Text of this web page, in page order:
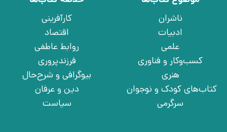
ناشران
ادبیات
علمی
کسب‌وکار و فناوری
هنری
کتاب‌های کودک و نوجوان
سرگرمی
کارآفرینی
اقتصاد
روابط عاطفی
فرزندپروری
بیوگرافی و شرح‌حال
دین و عرفان
سیاست